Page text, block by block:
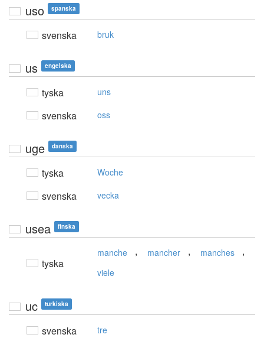
uso spanska
svenska bruk
us engelska
tyska uns
svenska oss
uge danska
tyska Woche
svenska vecka
usea finska
tyska
manche , mancher , manches ,
viele
uc turkiska
svenska tre